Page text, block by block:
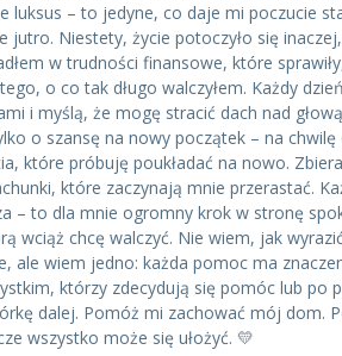
luksus – to jedyne, co daje mi poczucie
jutro. Niestety, życie potoczyło się
w trudności finansowe, które
o co tak długo walczyłem. Każdy
i myślą, że mogę stracić dach nad
o szansę na nowy początek – na chwilę
które próbuję poukładać na nowo.
które zaczynają mnie przerastać.
– to dla mnie ogromny krok w stronę
wciąż chcę walczyć. Nie wiem, jak
ale wiem jedno: każda pomoc ma
którzy zdecydują się pomóc lub po
dalej. Pomóż mi zachować mój dom.
wszystko może się ułożyć. 💛